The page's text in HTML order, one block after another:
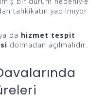
tahkikatın yapılmıyor
da hizmet tespit
dolmadan açılmalıdır.